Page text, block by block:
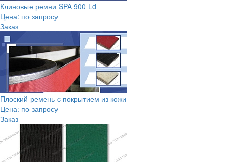
Клиновые ремни SPA 900 Ld
Цена: по запросу
Заказ
Плоский ремень c покрытием из кожи
Цена: по запросу
Заказ